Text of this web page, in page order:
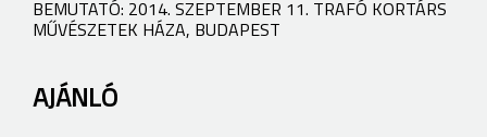
BEMUTATÓ: 2014. SZEPTEMBER 11. TRAFÓ KORTÁRS
MŰVÉSZETEK HÁZA, BUDAPEST
AJÁNLÓ